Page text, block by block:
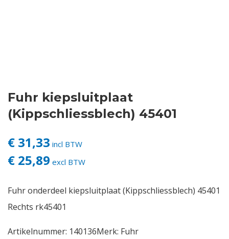
Login
Fuhr kiepsluitplaat
(Kippschliessblech) 45401
€ 31,33 incl BTW
€ 25,89 excl BTW
Fuhr onderdeel kiepsluitplaat (Kippschliessblech) 45401
Rechts rk45401
Artikelnummer: 140136Merk: Fuhr